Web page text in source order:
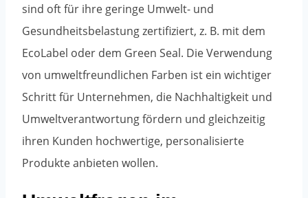
sind oft für ihre geringe Umwelt- und
Gesundheitsbelastung zertifiziert, z. B. mit dem
EcoLabel oder dem Green Seal. Die Verwendung
von umweltfreundlichen Farben ist ein wichtiger
Schritt für Unternehmen, die Nachhaltigkeit und
Umweltverantwortung fördern und gleichzeitig
ihren Kunden hochwertige, personalisierte
Produkte anbieten wollen.